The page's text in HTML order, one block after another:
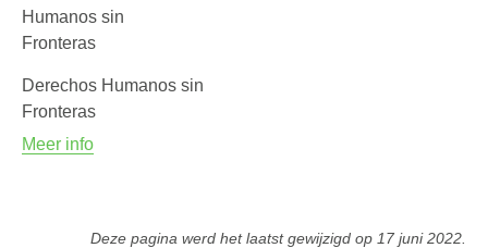
Derechos Humanos sin
Fronteras
Meer info
Deze pagina werd het laatst gewijzigd op 17 juni 2022